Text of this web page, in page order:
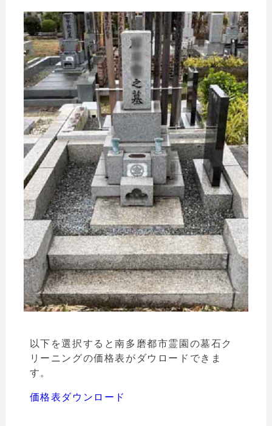
以下を選択すると南多磨都市霊園の墓石ク
リーニングの価格表がダウロードできま
す。
価格表ダウンロード